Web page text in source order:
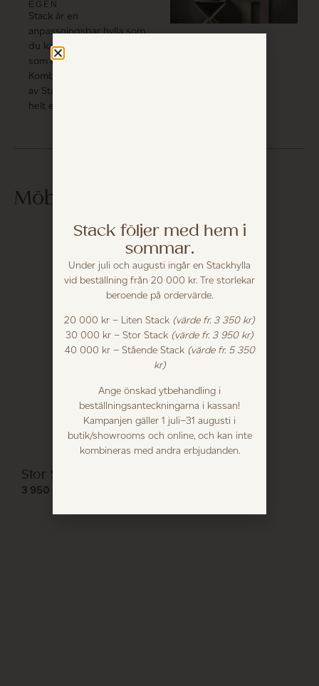
EGEN
Stack är en
anpassningsbar hylla som
du kan designa precis
som du vill ha den.
Kombinera olika modeller
av Stack för att skapa din
helt egna vägghylla.
Möblera med...
Stor Stack Vägghylla
3 950
Stack följer med hem i
sommar.
Under juli och augusti ingår en Stackhylla
vid beställning från 20 000 kr. Tre storlekar
beroende på ordervärde.
20 000 kr – Liten Stack (värde fr. 3 350 kr)
30 000 kr – Stor Stack (värde fr. 3 950 kr)
40 000 kr – Stående Stack (värde fr. 5 350
kr)
Ange önskad ytbehandling i
beställningsanteckningarna i kassan!
Kampanjen gäller 1 juli–31 augusti i
butik/showrooms och online, och kan inte
kombineras med andra erbjudanden.